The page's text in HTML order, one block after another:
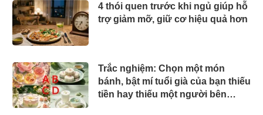
4 thói quen trước khi ngủ giúp hỗ
trợ giảm mỡ, giữ cơ hiệu quả hơn
Trắc nghiệm: Chọn một món
bánh, bật mí tuổi già của bạn thiếu
tiền hay thiếu một người bên